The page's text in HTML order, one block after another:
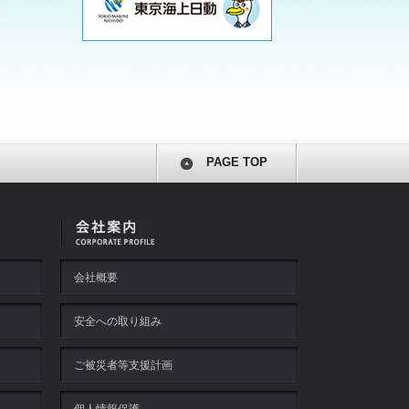
PAGE TOP
会社概要
安全への取り組み
ご被災者等支援計画